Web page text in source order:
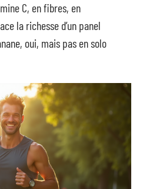
C, en fibres, en
la richesse d’un panel
oui, mais pas en solo